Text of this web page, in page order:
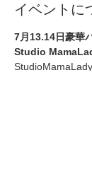
イベントに
7月13.14日豪華
Studio
StudioMamaLady